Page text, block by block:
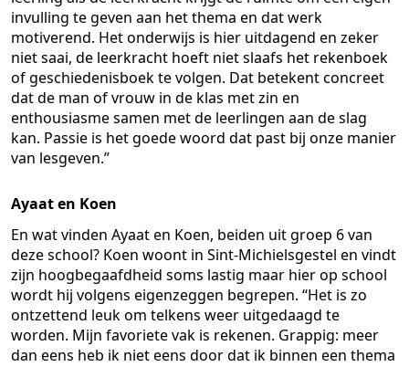
invulling te geven aan het thema en dat werk
motiverend. Het onderwijs is hier uitdagend en zeker
niet saai, de leerkracht hoeft niet slaafs het rekenboek
of geschiedenisboek te volgen. Dat betekent concreet
dat de man of vrouw in de klas met zin en
enthousiasme samen met de leerlingen aan de slag
kan. Passie is het goede woord dat past bij onze manier
van lesgeven.”
Ayaat en Koen
En wat vinden Ayaat en Koen, beiden uit groep 6 van
deze school? Koen woont in Sint-Michielsgestel en vindt
zijn hoogbegaafdheid soms lastig maar hier op school
wordt hij volgens eigenzeggen begrepen. “Het is zo
ontzettend leuk om telkens weer uitgedaagd te
worden. Mijn favoriete vak is rekenen. Grappig: meer
dan eens heb ik niet eens door dat ik binnen een thema